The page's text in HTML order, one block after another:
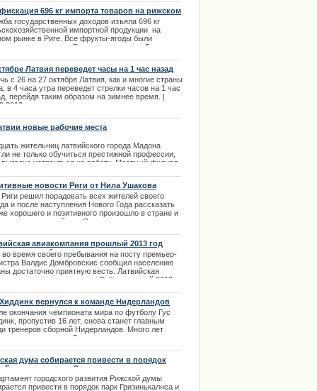
и развития подчеркнул в беседе с
,что такой вид опасений приводит
к дальнейшим осложнениям в отношениях
стран.
696 кг импорта товаров на рижском
государственных доходов изъяла 696 кг
импортной продукции на
рынке в Риге. Все фрукты-ягоды были
в пользу Рижского зоопарка. Главными
и ягод. | 25.01.2014
Латвия переведет часы на 1 час назад
с 26 на 27 октября Латвия, как и многие страны
в 4 часа утра переведет стрелки часов на 1 час
перейдя таким образом на зимнее время. |
новые рабочие места
жительниц латвийского города Мадона
не только обучиться престижной профессии,
выгодно устроиться на работу. Местный филиал
большой заказ на пошив одежды для
на экспорт.
новости Риги от Нила Ушакова
решил порадовать всех жителей своего
и после наступления Нового Года рассказать
хорошего и позитивного произошло в стране и
за последний год. Это позитивные новости, а
политиков и статистиков. | 10.01.2014
авиакомпания прошлый 2013 год
с прибылью
время своего пребывания на посту премьер-
Валдис Домбровскис сообщил населению
достаточно приятную весть. Латвийская
авиакомпания airBaltic прошлый 2013
вернулся к команде Нидерландов
окончания чемпионата мира по футболу Гус
пропустив 16 лет, снова станет главным
тренеров сборной Нидерландов. Много лет
с тех пор, когда Гус перестал заниматься
своей карьеры и именно здесь он начнет
дума собирается привести в порядок
Гризинькалнса и Зиедоньдарзса
городского развития Рижской думы
привести в порядок парк Гризинькалнса и